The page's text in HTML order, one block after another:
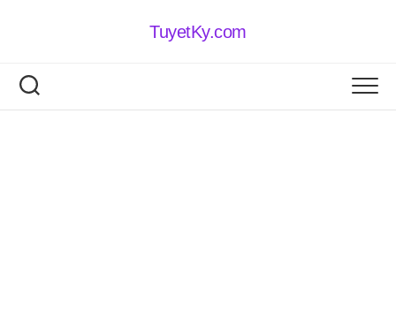
TuyetKy.com